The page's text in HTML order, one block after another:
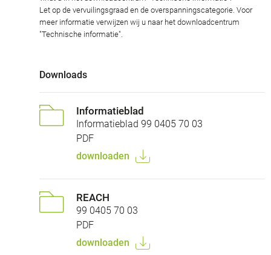
Let op de vervuilingsgraad en de overspanningscategorie. Voor
meer informatie verwijzen wij u naar het downloadcentrum
"Technische informatie".
Downloads
Informatieblad
Informatieblad 99 0405 70 03
PDF
downloaden
REACH
99 0405 70 03
PDF
downloaden